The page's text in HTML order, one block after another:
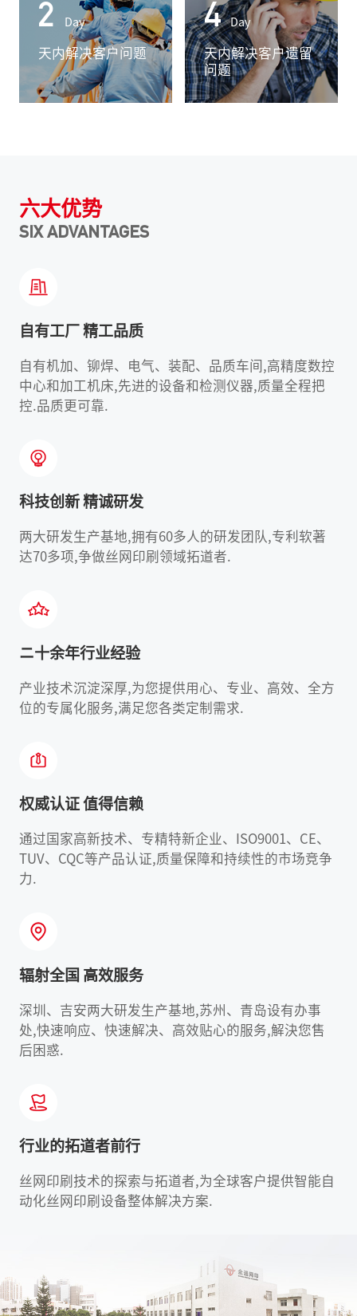
2 Day
天内解决客户问题
4 Day
天内解决客户遗留
问题
六大优势
SIX ADVANTAGES
自有工厂 精工品质
自有机加、铆焊、电气、装配、品质车间,高精度数控
中心和加工机床,先进的设备和检测仪器,质量全程把
控.品质更可靠.
科技创新 精诚研发
两大研发生产基地,拥有60多人的研发团队,专利软著
达70多项,争做丝网印刷领域拓道者.
ニ十余年行业经验
产业技术沉淀深厚,为您提供用心、专业、高效、全方
位的专属化服务,满足您各类定制需求.
权威认证 值得信赖
通过国家高新技术、专精特新企业、ISO9001、CE、
TUV、CQC等产品认证,质量保障和持续性的市场竞争
力.
辐射全国 高效服务
深圳、吉安两大研发生产基地,苏州、青岛设有办事
处,快速响应、快速解决、高效贴心的服务,解決您售
后困惑.
行业的拓道者前行
丝网印刷技术的探索与拓道者,为全球客户提供智能自
动化丝网印刷设备整体解决方案.